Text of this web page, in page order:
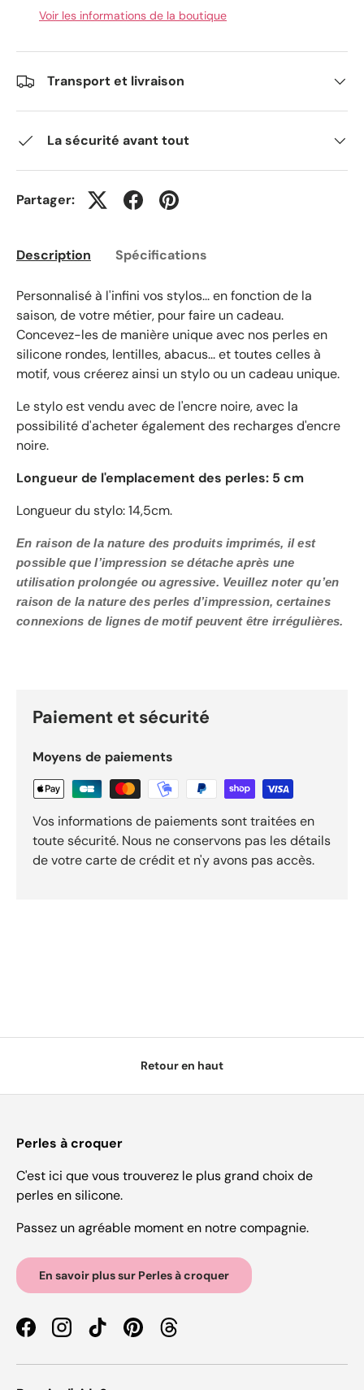
Voir les informations de la boutique
Transport et livraison
La sécurité avant tout
Partager:
Description Spécifications
Personnalisé à l'infini vos stylos... en fonction de la
saison, de votre métier, pour faire un cadeau.
Concevez-les de manière unique avec nos perles en
silicone rondes, lentilles, abacus... et toutes celles à
motif, vous créerez ainsi un stylo ou un cadeau unique.
Le stylo est vendu avec de l'encre noire, avec la
possibilité d'acheter également des recharges d'encre
noire.
Longueur de l'emplacement des perles: 5 cm
Longueur du stylo: 14,5cm.
En raison de la nature des produits imprimés, il est
possible que l’impression se détache après une
utilisation prolongée ou agressive. Veuillez noter qu’en
raison de la nature des perles d’impression, certaines
connexions de lignes de motif peuvent être irrégulières.
Paiement et sécurité
Moyens de paiements
Vos informations de paiements sont traitées en
toute sécurité. Nous ne conservons pas les détails
de votre carte de crédit et n'y avons pas accès.
Retour en haut
Perles à croquer
C'est ici que vous trouverez le plus grand choix de
perles en silicone.
Passez un agréable moment en notre compagnie.
En savoir plus sur Perles à croquer
FacebookInstagramTikTokPinterestThreads